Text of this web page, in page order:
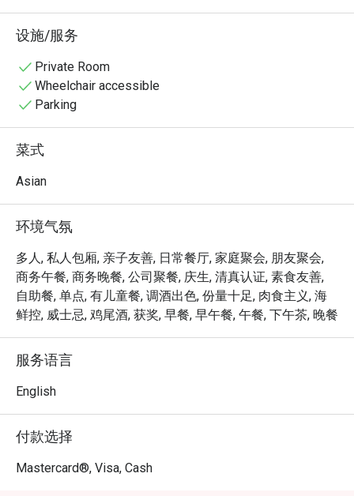
感官盛宴。空气中弥漫着现场烹饪台飘来的诱人香气，展
示着丰富多彩的泛亚风情，囊括马来、中式和印度等地的
美味。阳光透过高挑的天花板倾泻而下，照亮宽敞的用餐
区，窗外是宁静的鱼塘和葱郁的绿植，为一顿真正放松的
餐点营造了完美氛围。
晚，这里的难忘之处在于：
美食探索之旅：通过丰盛的自助餐和现场烹饪台探索风味
世界，将全球美食带到您的餐桌。
用餐——这里是一片真正的都市绿洲。
宽敞宜人的空间：通透明亮的开放式布局，是与家人朋友
舒适聚会的理想场所。
⭐ Google 评分：4.1（0 条评论）
享用餐，这里都是您的理想之选。
设施/服务
Private Room
Wheelchair accessible
Parking
菜式
Asian
环境气氛
多人, 私人包厢, 亲子友善, 日常餐厅, 家庭聚会, 朋友聚会,
商务午餐, 商务晚餐, 公司聚餐, 庆生, 清真认证, 素食友善,
自助餐, 单点, 有儿童餐, 调酒出色, 份量十足, 肉食主义, 海
鲜控, 威士忌, 鸡尾酒, 获奖, 早餐, 早午餐, 午餐, 下午茶, 晚餐
服务语言
English
付款选择
Mastercard®, Visa, Cash